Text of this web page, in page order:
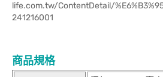
life.com.tw/ContentDetail/
241216001
商品規格